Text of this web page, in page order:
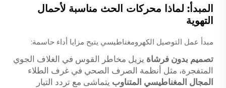
المبدأ: لماذا محركات الحث مناسبة لأحمال
التهوية
مبدأ عمل التوصيل الكهرومغناطيسي يتيح مزايا أداء حاسمة:
تصميم بدون فرشاة يزيل مخاطر القوس في الغلاف الجوي
المتفجرة، مثل أنظمة الصرف الصحي في غرف الطلاء
المجال المغناطيسي المتناوب يتماشى مع تردد التيار